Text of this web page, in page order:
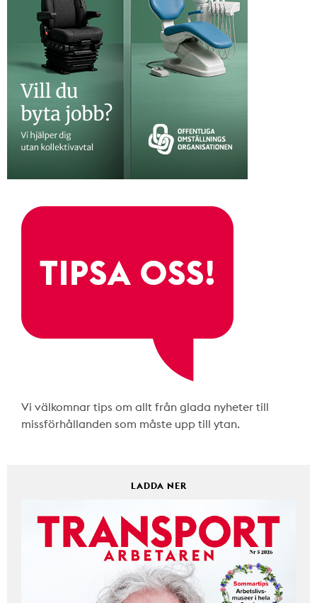
Vi välkomnar tips om allt från glada nyheter till
missförhållanden som måste upp till ytan.
LADDA NER